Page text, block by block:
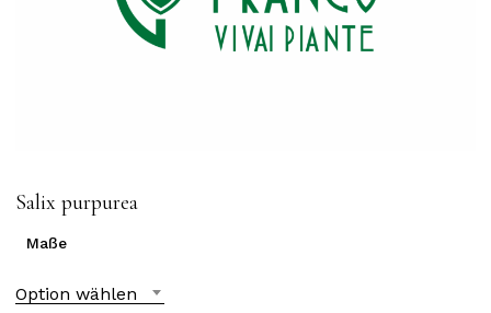
Salix purpurea
Maße
Option wählen